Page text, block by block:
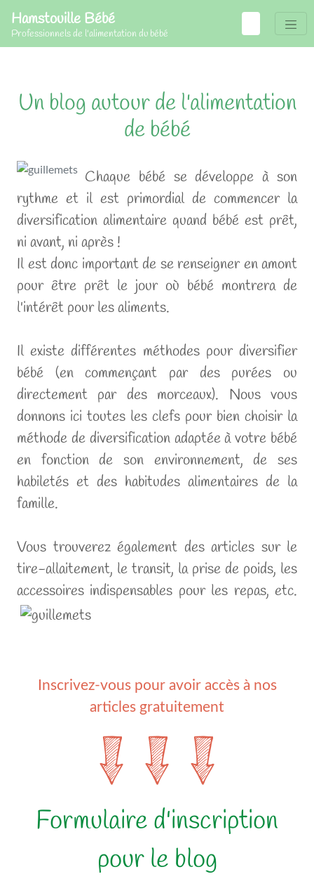
Hamstouille Bébé
Professionnels de l'alimentation du bébé
Un blog autour de l'alimentation
de bébé
Chaque bébé se développe à son
rythme et il est primordial de commencer la
diversification alimentaire quand bébé est prêt,
ni avant, ni après !
Il est donc important de se renseigner en amont
pour être prêt le jour où bébé montrera de
l'intérêt pour les aliments.
Il existe différentes méthodes pour diversifier
bébé (en commençant par des purées ou
directement par des morceaux). Nous vous
donnons ici toutes les clefs pour bien choisir la
méthode de diversification adaptée à votre bébé
en fonction de son environnement, de ses
habiletés et des habitudes alimentaires de la
famille.
Vous trouverez également des articles sur le
tire-allaitement, le transit, la prise de poids, les
accessoires indispensables pour les repas, etc.
Inscrivez-vous pour avoir accès à nos
articles gratuitement
Formulaire d'inscription
pour le blog